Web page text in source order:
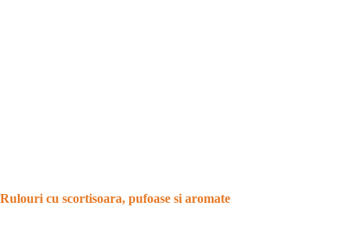
Rulouri cu scortisoara, pufoase si aromate